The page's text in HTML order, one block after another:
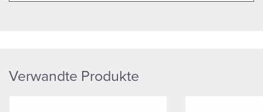
Verwandte Produkte